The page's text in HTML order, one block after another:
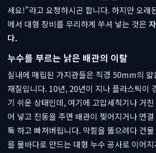
세요!”라고 요청하시곤 합니다. 하지만 오래
에서 대형 장비를 무리하게 쑤셔 넣는 것은
다.
누수를 부르는 낡은 배관의 이탈
실내에 매립된 가지관들은 직경 50mm의 얇
재질입니다. 10년, 20년이 지나 플라스틱이
기 쉬운 상태인데, 여기에 고압세척기나 거
어 넣고 진동을 주면 배관이 찢어지거나 연
툭 하고 빠져버립니다. 막힘을 뚫으려다 건
을 물바다로 만드는 대형 누수 공사로 이어